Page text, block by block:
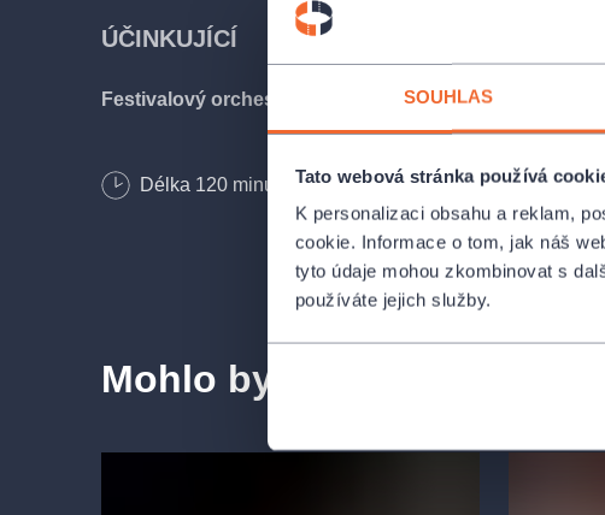
SOUHLAS
Tato webová stránka používá
K personalizaci obsahu a reklam,
cookie. Informace o tom, jak náš
tyto údaje mohou zkombinovat s
používáte jejich služby.
ÚČINKUJÍCÍ
Festivalový orchestr Petra Macka
Miriam Čížková/ Venuše Zaoralová/ Jana Veberová –
Martin Slavík/ Roman Krebs – tenor
Délka - 120 min.
Délka 120 minut
Mohlo by se vám líbit